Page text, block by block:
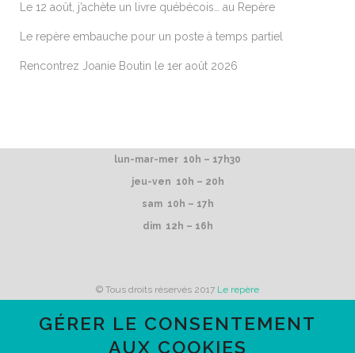
Le 12 août, j’achète un livre québécois… au Repère
Le repère embauche pour un poste à temps partiel
Rencontrez Joanie Boutin le 1er août 2026
lun-mar-mer 10h – 17h30
jeu-ven 10h – 20h
sam 10h – 17h
dim 12h – 16h
© Tous droits réservés 2017 Le repère
GÉRER LE CONSENTEMENT
AUX COOKIES